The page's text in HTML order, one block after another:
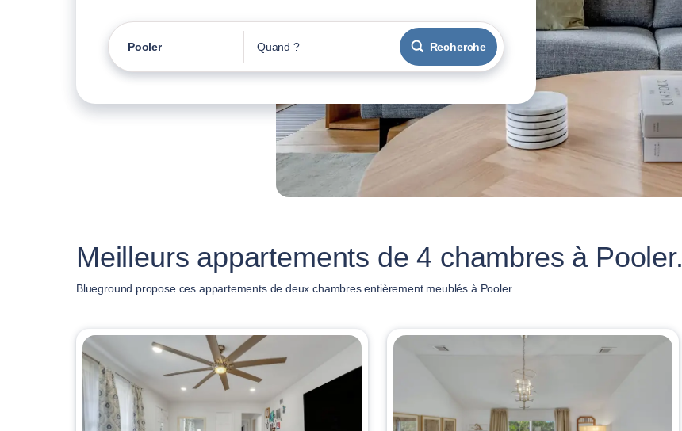
Pooler Quand ? Recherche
Meilleurs appartements de 4 chambres à Pooler.
Blueground propose ces appartements de deux chambres entièrement meublés à Pooler.